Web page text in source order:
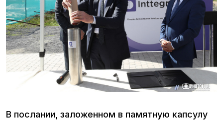
В послании, заложенном в памятную капсулу